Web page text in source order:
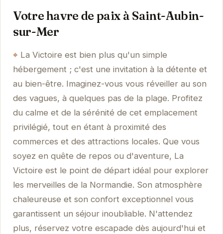
Votre havre de paix à Saint-Aubin-
sur-Mer
La Victoire est bien plus qu'un simple
hébergement ; c'est une invitation à la détente et
au bien-être. Imaginez-vous vous réveiller au son
des vagues, à quelques pas de la plage. Profitez
du calme et de la sérénité de cet emplacement
privilégié, tout en étant à proximité des
commerces et des attractions locales. Que vous
soyez en quête de repos ou d'aventure, La
Victoire est le point de départ idéal pour explorer
les merveilles de la Normandie. Son atmosphère
chaleureuse et son confort exceptionnel vous
garantissent un séjour inoubliable. N'attendez
plus, réservez votre escapade dès aujourd'hui et